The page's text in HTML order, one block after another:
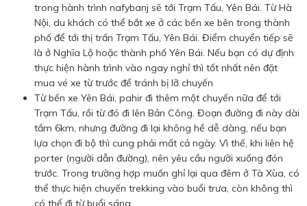
trong hành trình nafybanj sẽ tới Trạm Tấu, Yên Bái. Từ Hà
Nội, du khách có thể bắt xe ở các bến xe bên trong thành
phố để tới thị trấn Trạm Tấu, Yên Bái. Điểm chuyển tiếp sẽ
là ở Nghĩa Lộ hoặc thành phố Yên Bái. Nếu bạn có dự định
thực hiện hành trình vào ngay nghỉ thì tốt nhất nên đặt
mua vé xe từ trước để tránh bị lỡ chuyến
Từ bến xe Yên Bái, pahir đi thêm một chuyến nữa để tới
Trạm Tấu, rồi từ đó đi lên Bản Công. Đoạn đường đi này dài
tầm 6km, nhưng đường đi lại không hề dễ dàng, nếu bạn
lựa chọn đi bộ thì cung phải mất cả ngày. Vì thế, khi liên hệ
porter (người dẫn đường), nên yêu cầu người xuống đón
trước. Trong trường hợp muốn ghỉ lại qua đêm ở Tà Xùa, có
thể thực hiện chuyến trekking vào buổi trưa, còn không thì
có thể đi từ buổi sáng.